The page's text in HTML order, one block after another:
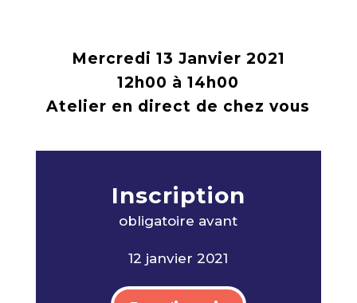
Mercredi 13 Janvier 2021
12h00 à 14h00
Atelier en direct de chez vous
Inscription
obligatoire avant
12 janvier 2021